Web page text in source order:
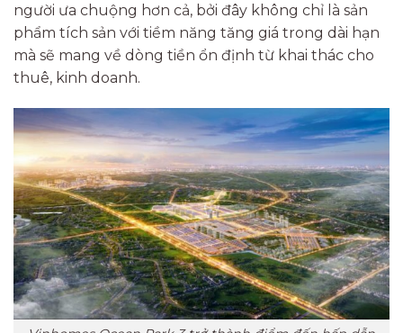
người ưa chuộng hơn cả, bởi đây không chỉ là sản
phẩm tích sản với tiềm năng tăng giá trong dài hạn
mà sẽ mang về dòng tiền ổn định từ khai thác cho
thuê, kinh doanh.